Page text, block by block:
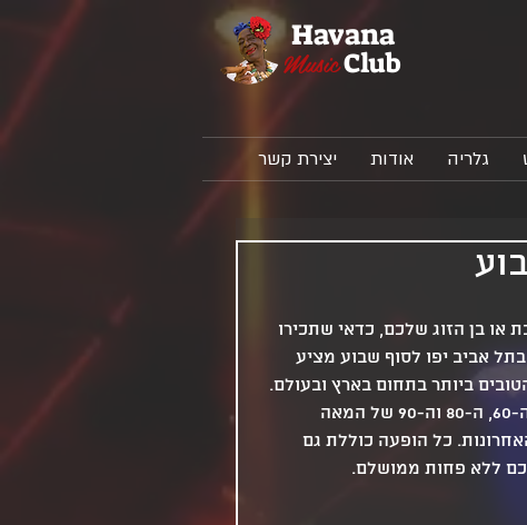
Havana
Club
Music
גלריה אודות יצירת קשר
בן הזוג שלכם, כדאי שתכירו
אביב יפו לסוף שבוע מציע
ביותר בתחום בארץ ובעולם.
ההופעות כוללות שירים מוכרים ממיטב הלהקות של שנות ה-60, ה-80 וה-90 של המאה
כל הופעה כוללת גם
ללא פחות ממושלם.